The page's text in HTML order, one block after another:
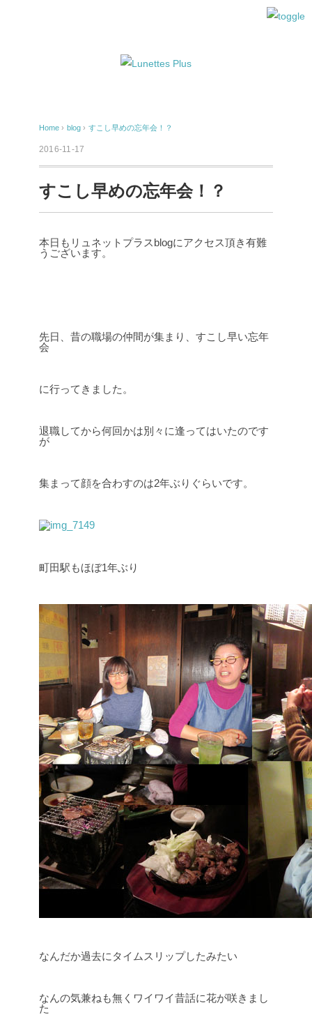
Home › blog › すこし早めの忘年会！？
2016-11-17
すこし早めの忘年会！？
本日もリュネットプラスblogにアクセス頂き有難
うございます。
先日、昔の職場の仲間が集まり、すこし早い忘年
会
に行ってきました。
退職してから何回かは別々に逢ってはいたのです
が
集まって顔を合わすのは2年ぶりぐらいです。
町田駅もほぼ1年ぶり
なんだか過去にタイムスリップしたみたい
なんの気兼ねも無くワイワイ昔話に花が咲きまし
た